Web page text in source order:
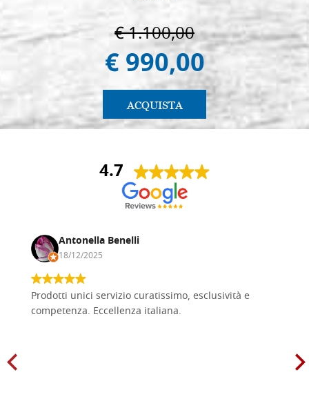
tonda, pelo di scoiattolo
imitazione, sintetico
P8351.20
ACQUISTA
€ 1.100,00
€ 990,00
ACQUISTA
4.7
Antonella Benelli
18/12/2025
Prodotti unici servizio curatissimo, esclusività e
competenza. Eccellenza italiana.